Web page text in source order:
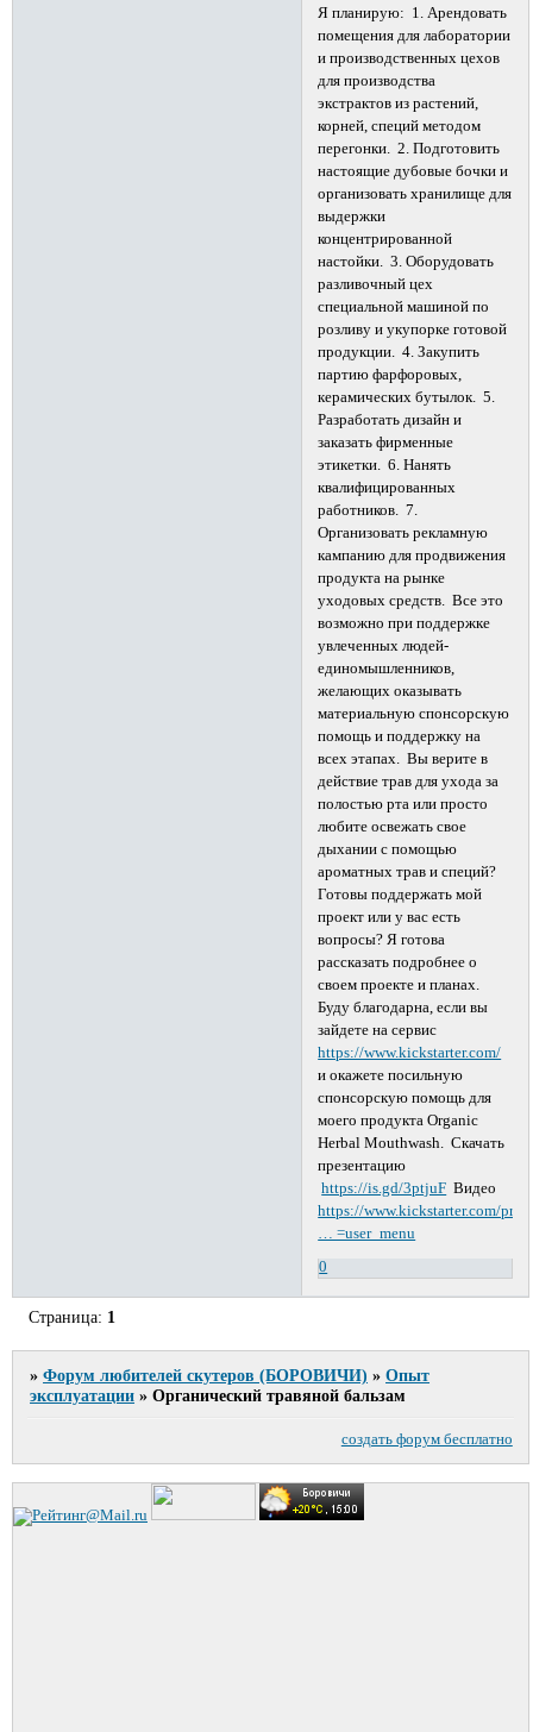
Я планирую: 1. Арендовать
помещения для лаборатории
и производственных цехов
для производства
экстрактов из растений,
корней, специй методом
перегонки. 2. Подготовить
настоящие дубовые бочки и
организовать хранилище для
выдержки
концентрированной
настойки. 3. Оборудовать
разливочный цех
специальной машиной по
розливу и укупорке готовой
продукции. 4. Закупить
партию фарфоровых,
керамических бутылок. 5.
Разработать дизайн и
заказать фирменные
этикетки. 6. Нанять
квалифицированных
работников. 7.
Организовать рекламную
кампанию для продвижения
продукта на рынке
уходовых средств. Все это
возможно при поддержке
увлеченных людей-
единомышленников,
желающих оказывать
материальную спонсорскую
помощь и поддержку на
всех этапах. Вы верите в
действие трав для ухода за
полостью рта или просто
любите освежать свое
дыхании с помощью
ароматных трав и специй?
Готовы поддержать мой
проект или у вас есть
вопросы? Я готова
рассказать подробнее о
своем проекте и планах.
Буду благодарна, если вы
зайдете на сервис
https://www.kickstarter.com/
и окажете посильную
спонсорскую помощь для
моего продукта Organic
Herbal Mouthwash. Скачать
презентацию
https://is.gd/3ptjuF Видео
https://www.kickstarter.com/
… =user_menu
0
Страница: 1
»Форум любителей скутеров (БОРОВИЧИ) »Опыт
эксплуатации »Органический травяной бальзам
создать форум бесплатно